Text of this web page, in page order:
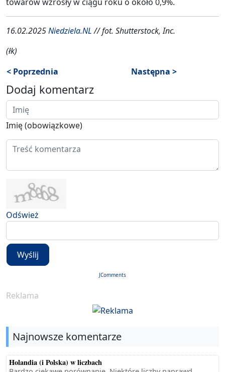
16.02.2025Niedziela.NL// fot. Shutterstock, Inc.
(łk)
< Poprzednia
Następna >
Dodaj komentarz
Imię (obowiązkowe)
Odśwież
Wyślij
JComments
Reklama
Najnowsze komentarze
Holandia (i Polska) w liczbach